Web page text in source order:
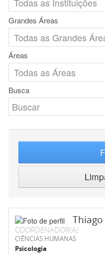
Grandes Áreas
Áreas
Busca
COORDENADOR(A)
CIÊNCIAS HUMANAS
Psicologia